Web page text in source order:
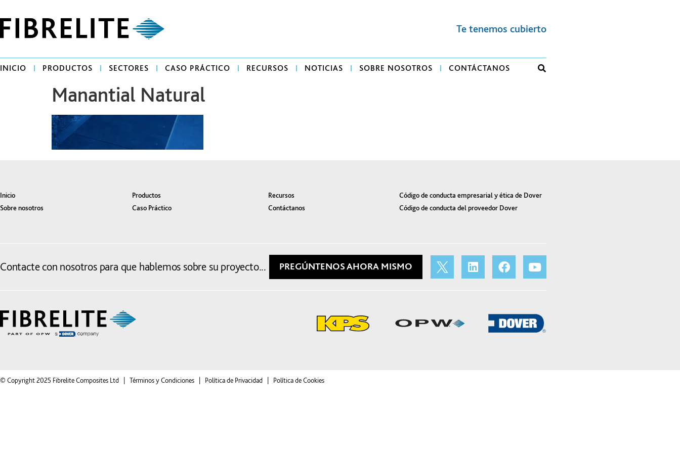
Te tenemos cubierto
INICIO PRODUCTOS SECTORES CASO PRÁCTICO RECURSOS NOTICIAS SOBRE NOSOTROS CONTÁCTANOS
Manantial Natural
Inicio
Sobre nosotros
Productos
Caso Práctico
Recursos
Contáctanos
Código de conducta empresarial y ética de Dover
Código de conducta del proveedor Dover
Contacte con nosotros para que hablemos sobre su proyecto... PREGÚNTENOS AHORA MISMO
© Copyright 2025 Fibrelite Composites Ltd | Términos y Condiciones Política de Privacidad Política de Cookies